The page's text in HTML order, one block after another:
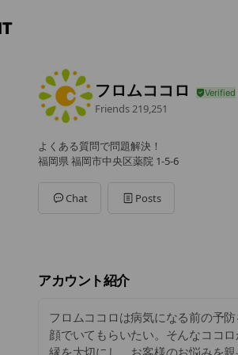
フロムココロ
Friends 219,251
よくある質問で問題解決！
福岡県 福岡市中央区薬院 1-5-6
Chat Posts
アカウント紹介
フロムココロは病気になる前の予
顔でいてもらいたい。そんなココ